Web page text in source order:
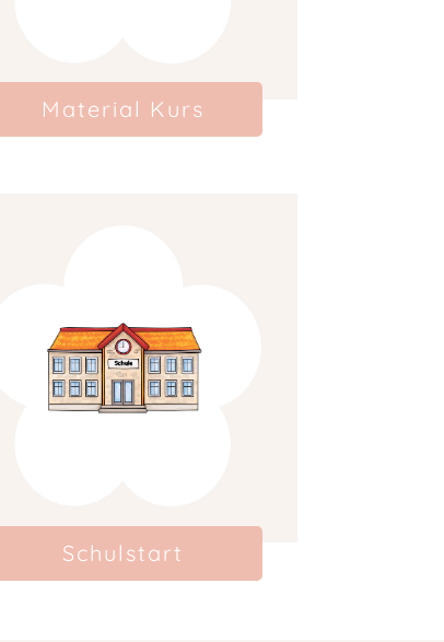
Material Kurs
Schulstart